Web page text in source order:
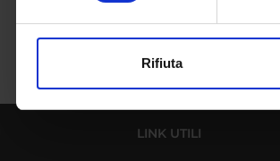
modificare o ritirare il tuo consenso in
che hanno raccolto dal tuo utilizzo dei
Rifiuta
LINK UTILI